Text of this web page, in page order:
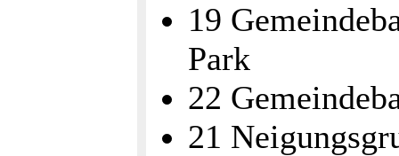
19
Park
22
21